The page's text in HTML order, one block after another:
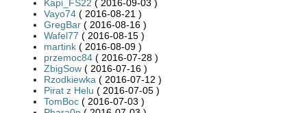
Kapi_FS22 ( 2016-09-03 )
Vayo74 ( 2016-08-21 )
GregBar ( 2016-08-16 )
Wafel77 ( 2016-08-15 )
martink ( 2016-08-09 )
przemoc84 ( 2016-07-28 )
ZbigSow ( 2016-07-16 )
Rzodkiewka ( 2016-07-12 )
Pirat z Helu ( 2016-07-05 )
TomBoc ( 2016-07-03 )